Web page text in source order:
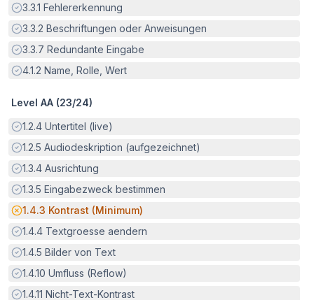
Erfüllt:
3.3.1 Fehlererkennung
Erfüllt:
3.3.2 Beschriftungen oder Anweisungen
Erfüllt:
3.3.7 Redundante Eingabe
Erfüllt:
4.1.2 Name, Rolle, Wert
Level AA (23/24)
Erfüllt:
1.2.4 Untertitel (live)
Erfüllt:
1.2.5 Audiodeskription (aufgezeichnet)
Erfüllt:
1.3.4 Ausrichtung
Erfüllt:
1.3.5 Eingabezweck bestimmen
Potenzielle Barriere:
1.4.3 Kontrast (Minimum)
Erfüllt:
1.4.4 Textgroesse aendern
Erfüllt:
1.4.5 Bilder von Text
Erfüllt:
1.4.10 Umfluss (Reflow)
Erfüllt:
1.4.11 Nicht-Text-Kontrast